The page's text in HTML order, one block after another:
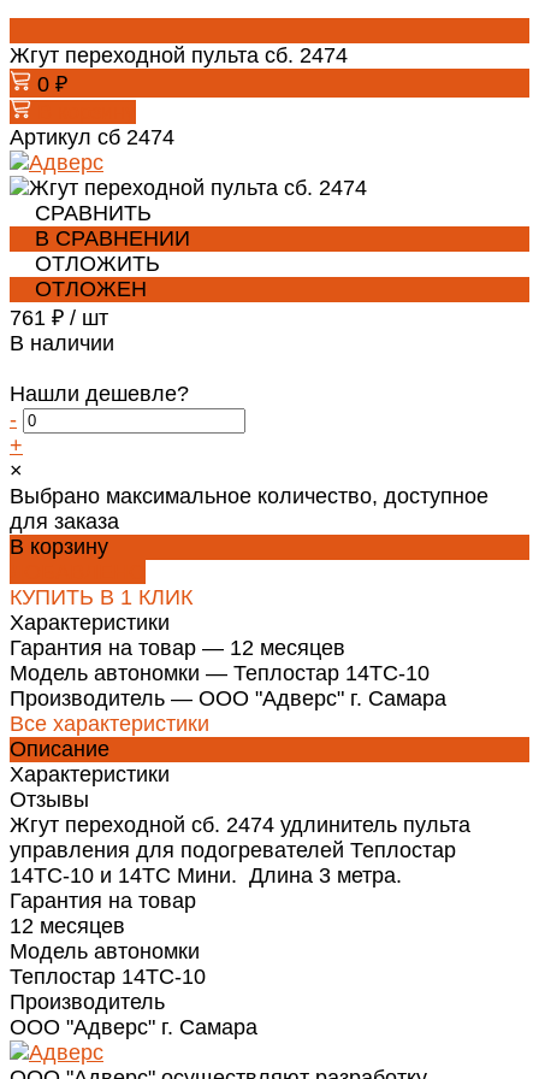
Жгут переходной пульта сб. 2474
0 ₽
Артикул сб 2474
СРАВНИТЬ
В СРАВНЕНИИ
ОТЛОЖИТЬ
ОТЛОЖЕН
761 ₽ / шт
В наличии
Нашли дешевле?
-
+
×
Выбрано максимальное количество, доступное
для заказа
В корзину
КУПИТЬ В 1 КЛИК
Характеристики
Гарантия на товар — 12 месяцев
Модель автономки — Теплостар 14ТС-10
Производитель — ООО "Адверс" г. Самара
Все характеристики
Описание
Характеристики
Отзывы
Жгут переходной сб. 2474 удлинитель пульта
управления для подогревателей Теплостар
14ТС-10 и 14ТС Мини. Длина 3 метра.
Гарантия на товар
12 месяцев
Модель автономки
Теплостар 14ТС-10
Производитель
ООО "Адверс" г. Самара